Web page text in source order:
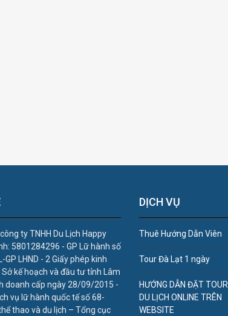
ty TNHH Du Lịch Happy
5801284296 - GP Lữ hành số
LHND - 2 Giấy phép kinh
kế hoạch và đầu tư tỉnh Lâm
doanh cấp ngày 28/09/2015 -
vụ lữ hành quốc tế số 68-
thao và du lịch – Tổng cục
DỊCH VỤ
Thuê Hướng Dẫn Viên
Tour Đà Lạt 1 ngày
HƯỚNG DẪN ĐẶT TOUR
DU LỊCH ONLINE TRÊN
WEBSITE